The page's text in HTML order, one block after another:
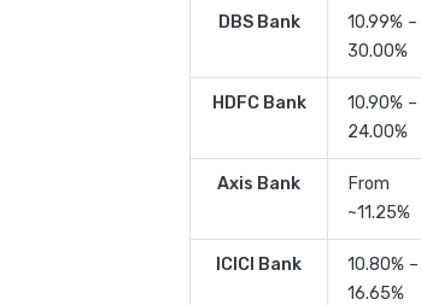
DBS Bank
10.99% –
30.00%
HDFC Bank
10.90% –
24.00%
Axis Bank
From
~11.25%
ICICI Bank
10.80% –
16.65%